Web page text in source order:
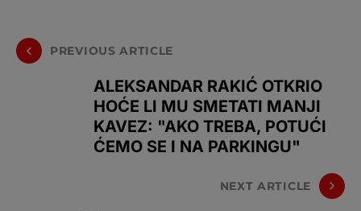
PREVIOUS ARTICLE
ALEKSANDAR RAKIĆ OTKRIO
HOĆE LI MU SMETATI MANJI
KAVEZ: "AKO TREBA, POTUĆI
ĆEMO SE I NA PARKINGU"
NEXT ARTICLE